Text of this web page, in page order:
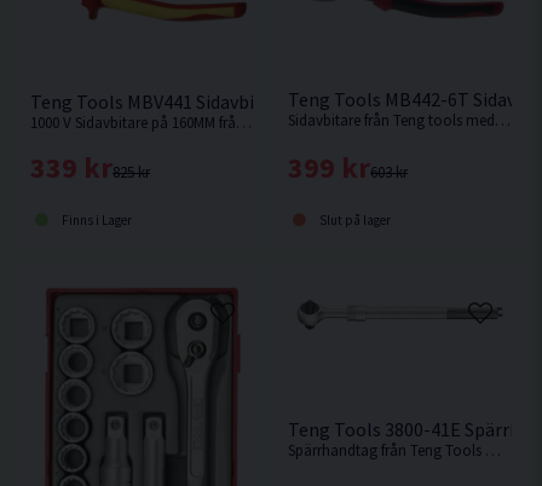
Teng Tools MBV441 Sidavbitare 1000 V 160MM
1000 V Sidavbitare på 160MM från Teng Tools.
825 kr
339 kr
Finns i Lager
Teng Tools MB442-6T
Sidavbitare från Teng tools med kapacitet för 2,5mm ståltråd.
603 kr
399 kr
Slut på lager
Teng Tools 3800-41E
Spärrhandtag från Teng Tools med utdragbart handtag med 41 tänder.